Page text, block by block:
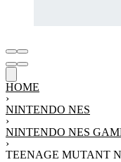
HOME
›
NINTENDO NES
›
NINTENDO NES
›
TEENAGE MUTANT